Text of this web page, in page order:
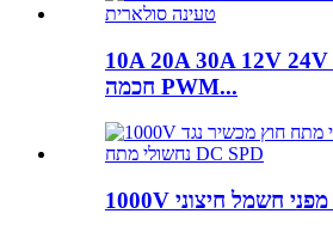
10A 20A 30A 12V 24V טעינה סולרית
חכמה PWM...